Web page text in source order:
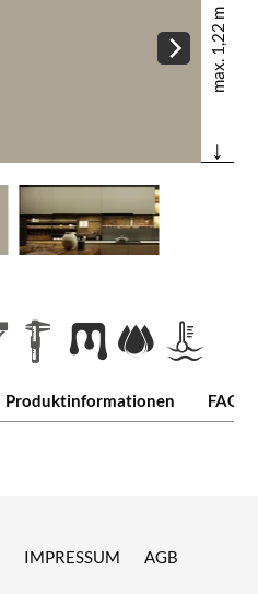
max. 1,22 m
↓
Produktinformationen FAQ
IMPRESSUM AGB